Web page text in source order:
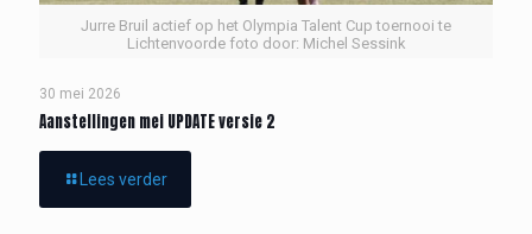
Jurre Bruil actief op het Olympia Talent Cup toernooi te
Lichtenvoorde foto door: Michel Sessink
30 mei 2026
Aanstellingen mei UPDATE versie 2
Lees verder